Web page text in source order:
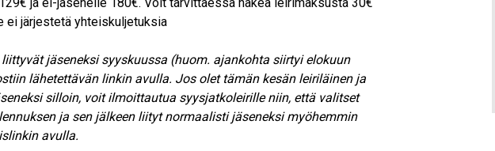
ei järjestetä yhteiskuljetuksia
jäseneksi syyskuussa (huom. ajankohta siirtyi elokuun
lähetettävän linkin avulla. Jos olet tämän kesän leiriläinen ja
silloin, voit ilmoittautua syysjatkoleirille niin, että valitset
ja sen jälkeen liityt normaalisti jäseneksi myöhemmin
avulla.